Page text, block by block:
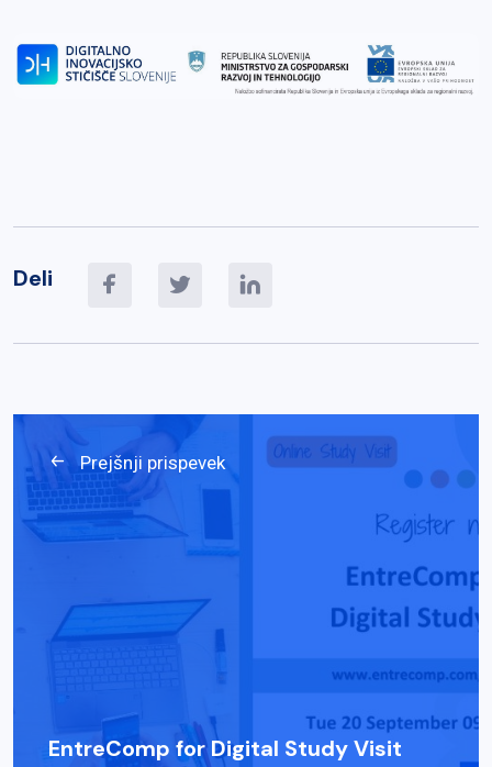
Deli
Prejšnji prispevek
EntreComp for Digital Study Visit